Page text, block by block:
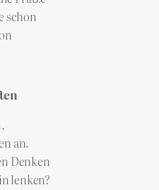
schon
an.
Denken
lenken?